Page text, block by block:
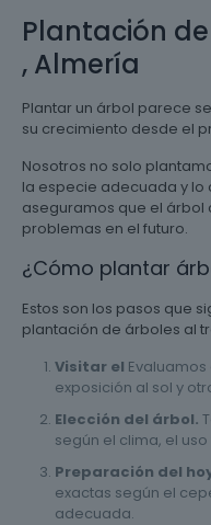
Plantación
, Almería
Plantar un árbol parece
su crecimiento desde el
Nosotros no solo
la especie adecuada y lo
aseguramos que el árbol
problemas en el futuro.
¿Cómo plantar
Estos son los pasos que
plantación de árboles al
Visitar el
exposición al sol y
Elección del árbol.
según el clima, el
Preparación del
exactas según el
adecuada.